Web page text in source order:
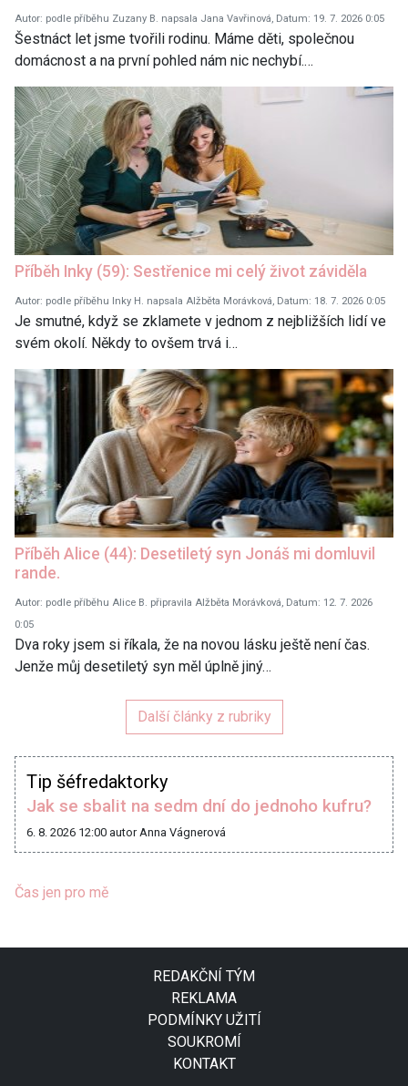
Autor: podle příběhu Zuzany B. napsala Jana Vavřinová, Datum: 19. 7. 2026 0:05
Šestnáct let jsme tvořili rodinu. Máme děti, společnou
domácnost a na první pohled nám nic nechybí.…
Příběh Inky (59): Sestřenice mi celý život záviděla
Autor: podle příběhu Inky H. napsala Alžběta Morávková, Datum: 18. 7. 2026 0:05
Je smutné, když se zklamete v jednom z nejbližších lidí ve
svém okolí. Někdy to ovšem trvá i…
Příběh Alice (44): Desetiletý syn Jonáš mi domluvil
rande.
Autor: podle příběhu Alice B. připravila Alžběta Morávková, Datum: 12. 7. 2026
0:05
Dva roky jsem si říkala, že na novou lásku ještě není čas.
Jenže můj desetiletý syn měl úplně jiný…
Další články z rubriky
Tip šéfredaktorky
Jak se sbalit na sedm dní do jednoho kufru?
6. 8. 2026 12:00 autor Anna Vágnerová
Čas jen pro mě
REDAKČNÍ TÝM
REKLAMA
PODMÍNKY UŽITÍ
SOUKROMÍ
KONTAKT